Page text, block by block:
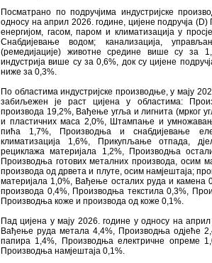
Посматрано по подручјима индустријске
односу на април 2026. године, цијене подручја
енергијом, гасом, паром и климатизација у
Снабдијевање водом; канализација,
(ремедијације) животне средине више су за
индустрија више су за 0,6%, док су цијене
ниже за 0,3%.
По областима индустријске производње, у мају
забиљежен је раст цијена у областима:
производа 19,2%, Вађење угља и лигнита (мрког
и пластичних маса 2,0%, Штампање и
пића 1,7%, Производња и снабдијевање
климатизација 1,6%, Прикупљање отпада,
рециклажа материјала 1,2%, Производња
Производња готових металних производа, осим
производа од дрвета и плуте, осим намјештаја;
материјала 1,0%, Вађење осталих руда и камена
производа 0,4%, Производња текстила 0,3%,
Производња коже и производа од коже 0,1%.
Пад цијена у мају 2026. године у односу на
Вађење руда метала 4,4%, Производња одјеће
папира 1,4%, Производња електричне опреме
Производња намјештаја 0,1%.